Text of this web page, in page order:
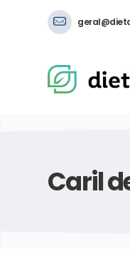
Caril